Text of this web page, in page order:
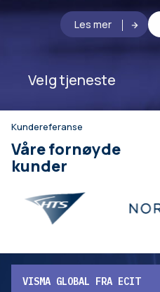
Les mer
Velg tjeneste
Kundereferanse
Våre fornøyde
kunder
VISMA GLOBAL FRA ECIT